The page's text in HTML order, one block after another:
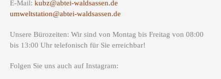
E-Mail: kubz@abtei-waldsassen.de
umweltstation@abtei-waldsassen.de
Unsere Bürozeiten: Wir sind von Montag bis Freitag von 08:00
bis 13:00 Uhr telefonisch für Sie erreichbar!
Folgen Sie uns auch auf Instagram: